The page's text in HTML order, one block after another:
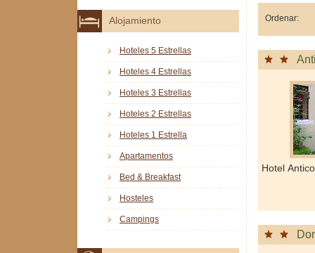
Ordenar:
Hotel
Alojamiento
Hoteles 5 Estrellas
Hoteles 4 Estrellas
Hoteles 3 Estrellas
Hoteles 2 Estrellas
Hoteles 1 Estrella
Apartamentos
Bed & Breakfast
Hosteles
Campings